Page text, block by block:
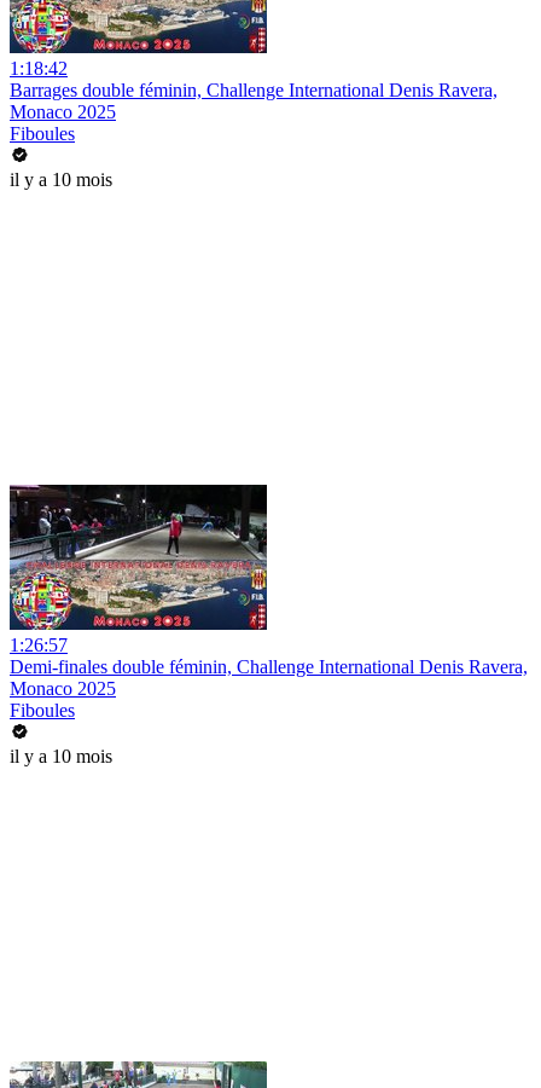
1:18:42
Barrages double féminin, Challenge International Denis Ravera,
Monaco 2025
Fiboules
il y a 10 mois
1:26:57
Demi-finales double féminin, Challenge International Denis Ravera,
Monaco 2025
Fiboules
il y a 10 mois